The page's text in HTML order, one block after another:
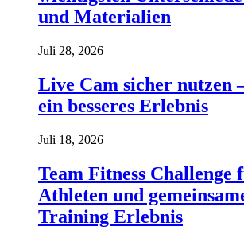
und Materialien
Juli 28, 2026
Live Cam sicher nutzen
ein besseres Erlebnis
Juli 18, 2026
Team Fitness Challenge
Athleten und
Training Erlebnis